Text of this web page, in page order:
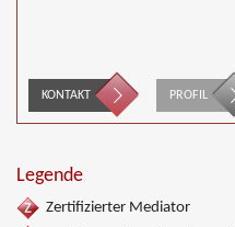
KONTAKT PROFIL
Legende
Zertifizierter Mediator